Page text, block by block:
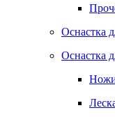
Оснастка
Оснастка